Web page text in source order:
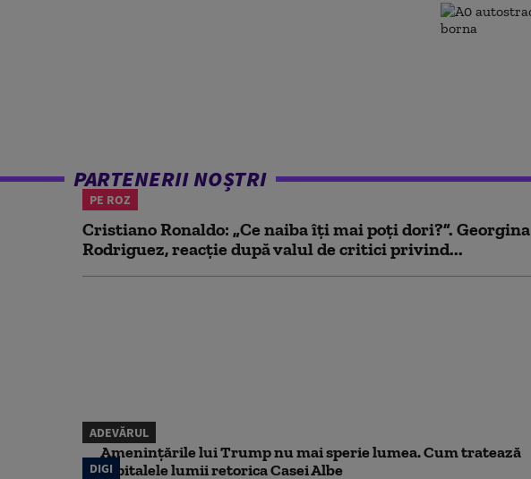
PARTENERII NOȘTRI
PE ROZ
Cristiano Ronaldo: „Ce naiba îți mai poți dori?”. Georgina
Rodriguez, reacție după valul de critici privind...
ADEVĂRUL
Amenințările lui Trump nu mai sperie lumea. Cum tratează
capitalele lumii retorica Casei Albe
DIGI